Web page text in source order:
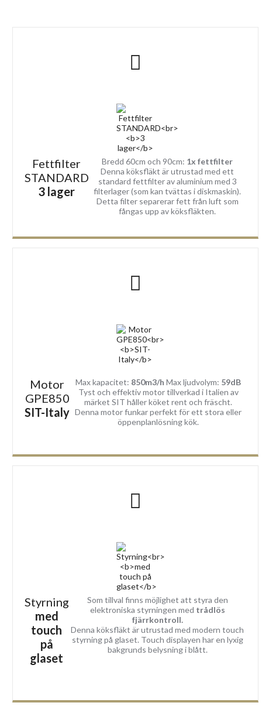
Extern motor inkluderar 4 meter anslutning kabel
Fettfilter
STANDARD
3 lager
Bredd 60cm och 90cm: 1x fettfilter
Denna köksfläkt är utrustad med ett
standard fettfilter av aluminium med 3
filterlager (som kan tvättas i diskmaskin).
Detta filter separerar fett från luft som
fångas upp av köksfläkten.
Motor
GPE850
SIT-Italy
Max kapacitet: 850m3/h Max ljudvolym: 59dB
Tyst och effektiv motor tillverkad i Italien av
märket SIT håller köket rent och fräscht.
Denna motor funkar perfekt för ett stora eller
öppenplanlösning kök.
Styrning
med
touch
på
glaset
Som tillval finns möjlighet att styra den
elektroniska styrningen med trådlös
fjärrkontroll.
Denna köksfläkt är utrustad med modern touch
styrning på glaset. Touch displayen har en lyxig
bakgrunds belysning i blått.